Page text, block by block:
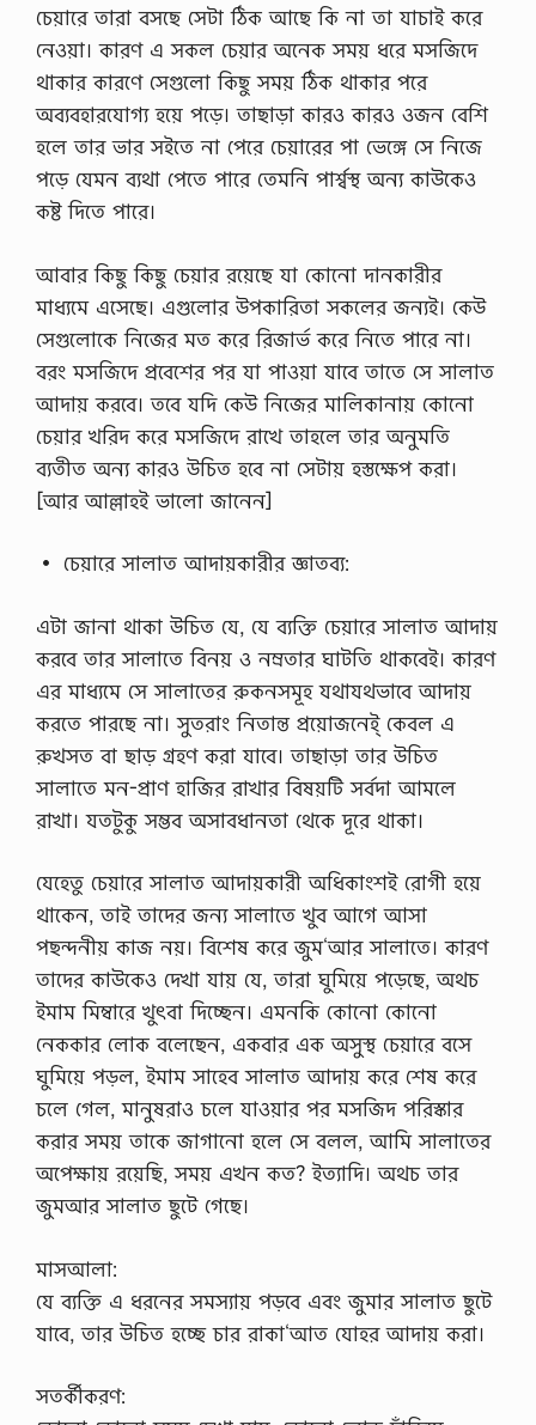
চেয়ারে তারা বসছে সেটা ঠিক আছে কি না তা যাচাই করে
নেওয়া। কারণ এ সকল চেয়ার অনেক সময় ধরে মসজিদে
থাকার কারণে সেগুলো কিছু সময় ঠিক থাকার পরে
অব্যবহারযোগ্য হয়ে পড়ে। তাছাড়া কারও কারও ওজন বেশি
হলে তার ভার সইতে না পেরে চেয়ারের পা ভেঙ্গে সে নিজে
পড়ে যেমন ব্যথা পেতে পারে তেমনি পার্শ্বস্থ অন্য কাউকেও
কষ্ট দিতে পারে।
আবার কিছু কিছু চেয়ার রয়েছে যা কোনো দানকারীর
মাধ্যমে এসেছে। এগুলোর উপকারিতা সকলের জন্যই। কেউ
সেগুলোকে নিজের মত করে রিজার্ভ করে নিতে পারে না।
বরং মসজিদে প্রবেশের পর যা পাওয়া যাবে তাতে সে সালাত
আদায় করবে। তবে যদি কেউ নিজের মালিকানায় কোনো
চেয়ার খরিদ করে মসজিদে রাখে তাহলে তার অনুমতি
ব্যতীত অন্য কারও উচিত হবে না সেটায় হস্তক্ষেপ করা।
[আর আল্লাহই ভালো জানেন]
• চেয়ারে সালাত আদায়কারীর জ্ঞাতব্য:
এটা জানা থাকা উচিত যে, যে ব্যক্তি চেয়ারে সালাত আদায়
করবে তার সালাতে বিনয় ও নম্রতার ঘাটতি থাকবেই। কারণ
এর মাধ্যমে সে সালাতের রুকনসমূহ যথাযথভাবে আদায়
করতে পারছে না। সুতরাং নিতান্ত প্রয়োজনেই্ কেবল এ
রুখসত বা ছাড় গ্রহণ করা যাবে। তাছাড়া তার উচিত
সালাতে মন-প্রাণ হাজির রাখার বিষয়টি সর্বদা আমলে
রাখা। যতটুকু সম্ভব অসাবধানতা থেকে দূরে থাকা।
যেহেতু চেয়ারে সালাত আদায়কারী অধিকাংশই রোগী হয়ে
থাকেন, তাই তাদের জন্য সালাতে খুব আগে আসা
পছন্দনীয় কাজ নয়। বিশেষ করে জুম‘আর সালাতে। কারণ
তাদের কাউকেও দেখা যায় যে, তারা ঘুমিয়ে পড়েছে, অথচ
ইমাম মিম্বারে খুৎবা দিচ্ছেন। এমনকি কোনো কোনো
নেককার লোক বলেছেন, একবার এক অসুস্থ চেয়ারে বসে
ঘুমিয়ে পড়ল, ইমাম সাহেব সালাত আদায় করে শেষ করে
চলে গেল, মানুষরাও চলে যাওয়ার পর মসজিদ পরিস্কার
করার সময় তাকে জাগানো হলে সে বলল, আমি সালাতের
অপেক্ষায় রয়েছি, সময় এখন কত? ইত্যাদি। অথচ তার
জুমআর সালাত ছুটে গেছে।
মাসআলা:
যে ব্যক্তি এ ধরনের সমস্যায় পড়বে এবং জুমার সালাত ছুটে
যাবে, তার উচিত হচ্ছে চার রাকা‘আত যোহর আদায় করা।
সতর্কীকরণ: